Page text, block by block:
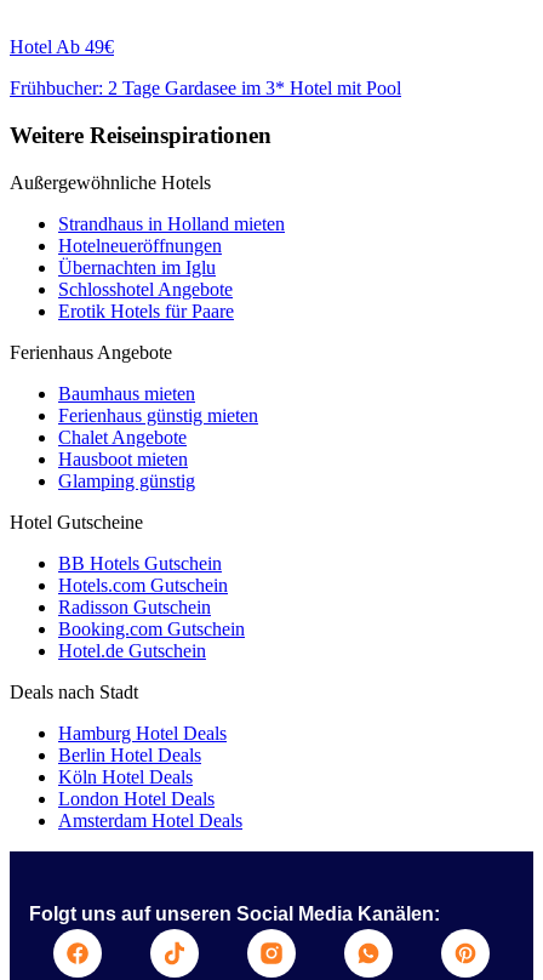
Hotel Ab 49€
Frühbucher: 2 Tage Gardasee im 3* Hotel mit Pool
Weitere Reiseinspirationen
Außergewöhnliche Hotels
Strandhaus in Holland mieten
Hotelneueröffnungen
Übernachten im Iglu
Schlosshotel Angebote
Erotik Hotels für Paare
Ferienhaus Angebote
Baumhaus mieten
Ferienhaus günstig mieten
Chalet Angebote
Hausboot mieten
Glamping günstig
Hotel Gutscheine
BB Hotels Gutschein
Hotels.com Gutschein
Radisson Gutschein
Booking.com Gutschein
Hotel.de Gutschein
Deals nach Stadt
Hamburg Hotel Deals
Berlin Hotel Deals
Köln Hotel Deals
London Hotel Deals
Amsterdam Hotel Deals